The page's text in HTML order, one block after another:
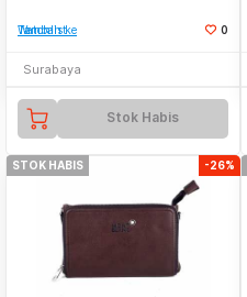
Tambah ke Watchlist 0
Surabaya
Stok Habis
STOK HABIS -26%